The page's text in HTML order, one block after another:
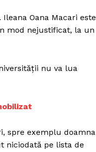
Oana Macari este
mod nejustificat, la un
nu va lua
spre exemplu doamna
niciodată pe lista de